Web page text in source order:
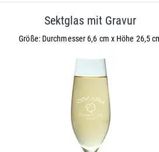
Sektglas mit Gravur
Größe: Durchmesser 6,6 cm x Höhe 26,5